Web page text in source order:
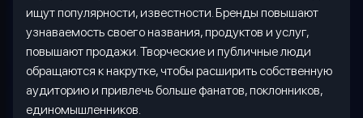
ищут популярности, известности. Бренды повышают
узнаваемость своего названия, продуктов и услуг,
повышают продажи. Творческие и публичные люди
обращаются к накрутке, чтобы расширить собственную
аудиторию и привлечь больше фанатов, поклонников,
единомышленников.